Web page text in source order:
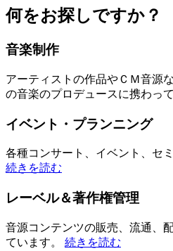
何をお探しですか？
音楽制作
アーティストの作品やＣＭ音源
の音楽のプロデュースに携わっ
イベント・プランニング
各種コンサート、イベント、セ
続きを読む
レーベル＆著作権管理
音源コンテンツの販売、流通、
ています。 続きを読む